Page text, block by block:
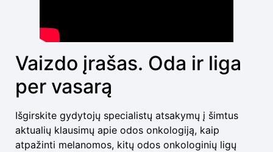
Vaizdo įrašas. Oda ir liga
per vasarą
Išgirskite gydytojų specialistų atsakymų į šimtus
aktualių klausimų apie odos onkologiją, kaip
atpažinti melanomos, kitų odos onkologinių ligų